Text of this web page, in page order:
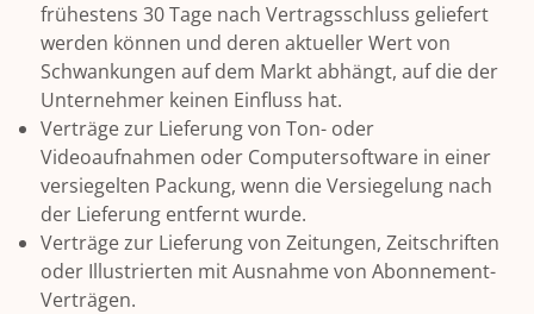
frühestens 30 Tage nach Vertragsschluss geliefert
werden können und deren aktueller Wert von
Schwankungen auf dem Markt abhängt, auf die der
Unternehmer keinen Einfluss hat.
Verträge zur Lieferung von Ton- oder
Videoaufnahmen oder Computersoftware in einer
versiegelten Packung, wenn die Versiegelung nach
der Lieferung entfernt wurde.
Verträge zur Lieferung von Zeitungen, Zeitschriften
oder Illustrierten mit Ausnahme von Abonnement-
Verträgen.